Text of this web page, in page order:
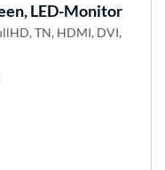
LED-Monitor
TN, HDMI, DVI,